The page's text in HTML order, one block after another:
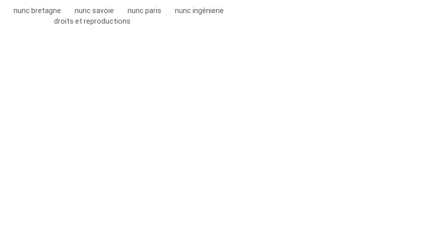
nunc bretagne nunc savoie nunc paris
nunc ingénierie
droits et reproductions